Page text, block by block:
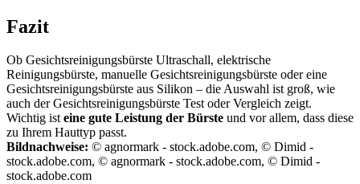
Fazit
Ob Gesichtsreinigungsbürste Ultraschall, elektrische
Reinigungsbürste, manuelle Gesichtsreinigungsbürste oder eine
Gesichtsreinigungsbürste aus Silikon – die Auswahl ist groß, wie
auch der Gesichtsreinigungsbürste Testoder Vergleich zeigt.
Wichtig isteine gute Leistung der Bürste und vor allem, dass diese
zu Ihrem Hauttyp passt.
Bildnachweise: © agnormark - stock.adobe.com, © Dimid -
stock.adobe.com, © agnormark - stock.adobe.com, © Dimid -
stock.adobe.com